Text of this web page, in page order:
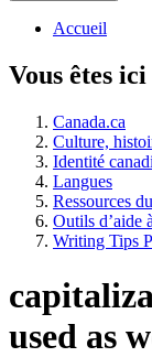
Accueil
Vous êtes ici
Canada.ca
Culture,
Identité
Langues
Ressources
Outils d’aide
Writing Tips
used as